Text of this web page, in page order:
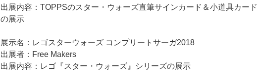
出展内容：TOPPSのスター・ウォーズ直筆サインカード＆小道具カード
の展示
展示名：レゴスターウォーズ コンプリートサーガ2018
出展者：Free Makers
出展内容：レゴ『スター・ウォーズ』シリーズの展示